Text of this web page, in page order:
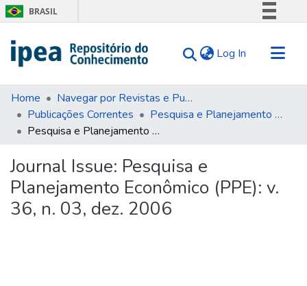
BRASIL
Comunica BR
Acesso à informação
Legislação
Log In (current)
Communities & Collections
Search for
Statistics
Tips
About Us
Home
Navegar por Revistas e Publicações Seriadas
Publicações Correntes
Pesquisa e Planejamento Econômico (PPE)
Pesquisa e Planejamento Econômico (PPE): v. 36, n. 03, dez. 2006
Journal Issue: Pesquisa e
Planejamento Econômico (PPE): v.
36, n. 03, dez. 2006